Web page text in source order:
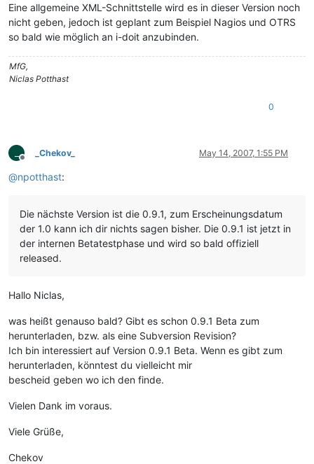
Eine allgemeine XML-Schnittstelle wird es in dieser Version noch
nicht geben, jedoch ist geplant zum Beispiel Nagios und OTRS
so bald wie möglich an i-doit anzubinden.
MfG,
Niclas Potthast
0
Offline
_Chekov_ May 14, 2007, 1:55 PM
@npotthast:
Die nächste Version ist die 0.9.1, zum Erscheinungsdatum
der 1.0 kann ich dir nichts sagen bisher. Die 0.9.1 ist jetzt in
der internen Betatestphase und wird so bald offiziell
released.
Hallo Niclas,
was heißt genauso bald? Gibt es schon 0.9.1 Beta zum
herunterladen, bzw. als eine Subversion Revision?
Ich bin interessiert auf Version 0.9.1 Beta. Wenn es gibt zum
herunterladen, könntest du vielleicht mir
bescheid geben wo ich den finde.
Vielen Dank im voraus.
Viele Grüße,
Chekov